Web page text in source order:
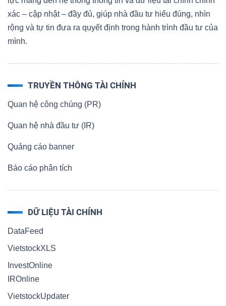
xác – cập nhật – đầy đủ, giúp nhà đầu tư hiểu đúng, nhìn
rộng và tự tin đưa ra quyết định trong hành trình đầu tư của
mình.
TRUYỀN THÔNG TÀI CHÍNH
Quan hệ công chúng (PR)
Quan hệ nhà đầu tư (IR)
Quảng cáo banner
Báo cáo phân tích
DỮ LIỆU TÀI CHÍNH
DataFeed
VietstockXLS
InvestOnline
IROnline
VietstockUpdater
Tất cả Cổ phiếu Chỉ số Chứng chỉ quỹ Chứng
Lãnh
Tin
(-)
của
(-)
cáo